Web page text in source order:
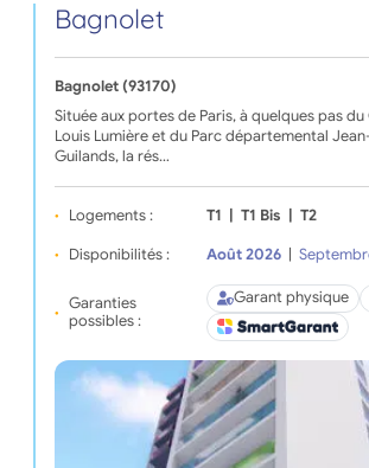
Bagnolet
Bagnolet (93170)
Située aux portes de Paris, à quelques pas
Louis Lumière et du Parc départemental
Guilands, la rés…
Logements : T1 | T1 Bis | T2
Disponibilités : Août 2026 |
Garanties
possibles :
Garant physique